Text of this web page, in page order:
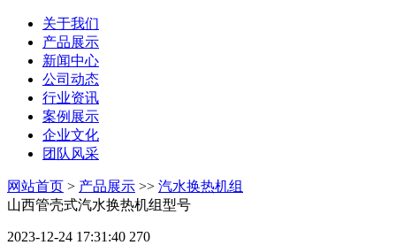
关于我们
产品展示
新闻中心
公司动态
行业资讯
案例展示
企业文化
团队风采
网站首页 > 产品展示 >> 汽水换热机组
山西管壳式汽水换热机组型号
2023-12-24 17:31:40 270